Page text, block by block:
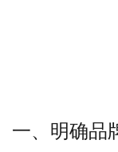
一、明确品